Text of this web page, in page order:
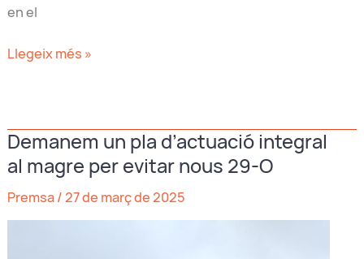
en el
Mazón
i
novament,
els
Llegeix més »
Demanem un pla d’actuació integral
al magre per evitar nous 29-O
Premsa/27 de març de 2025